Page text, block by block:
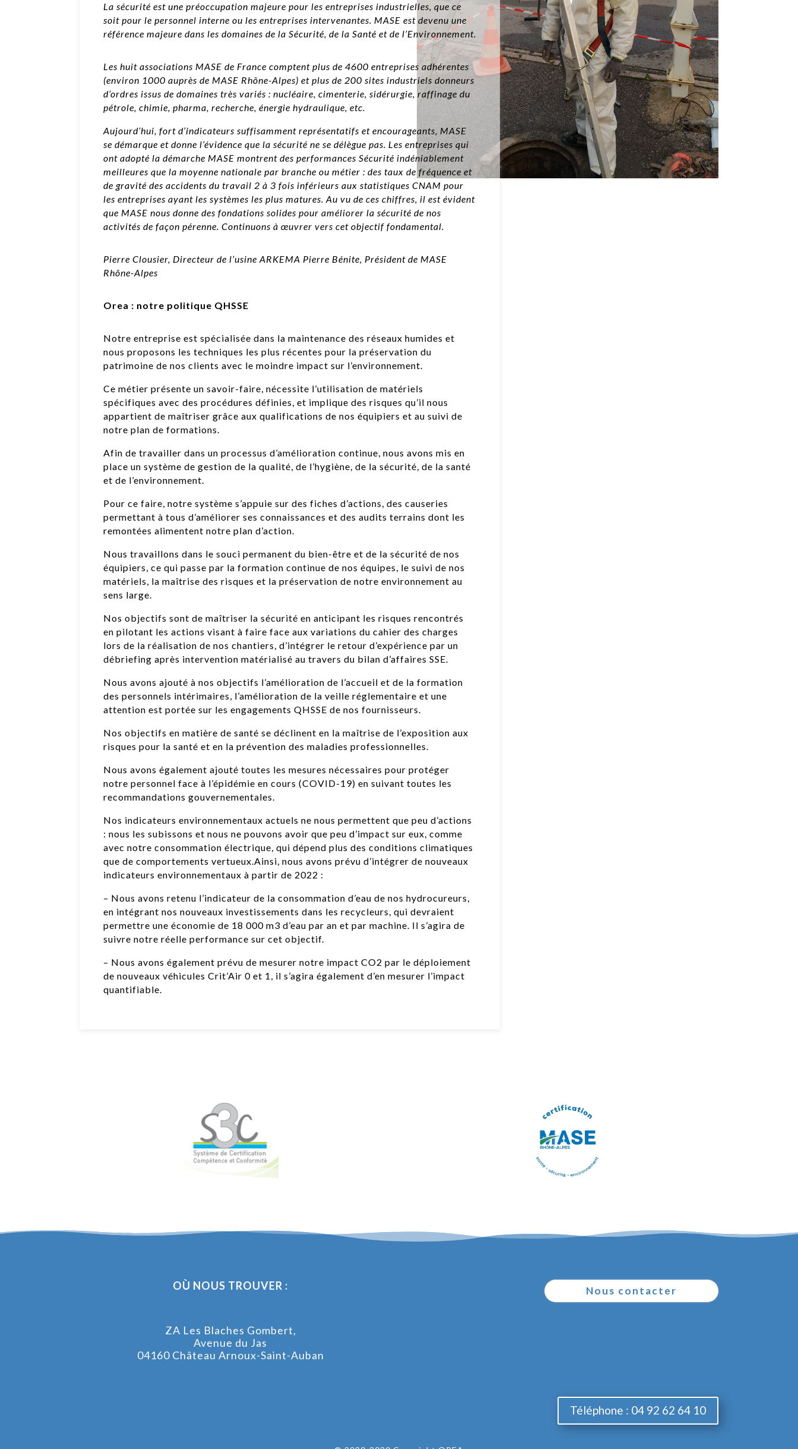
La sécurité est une préoccupation majeure pour les entreprises industrielles, que ce
soit pour le personnel interne ou les entreprises intervenantes. MASE est devenu une
référence majeure dans les domaines de la Sécurité, de la Santé et de l’Environnement.
Les huit associations MASE de France comptent plus de 4600 entreprises adhérentes
(environ 1000 auprès de MASE Rhône-Alpes) et plus de 200 sites industriels donneurs
d’ordres issus de domaines très variés : nucléaire, cimenterie, sidérurgie, raffinage du
pétrole, chimie, pharma, recherche, énergie hydraulique, etc.
Aujourd’hui, fort d’indicateurs suffisamment représentatifs et encourageants, MASE
se démarque et donne l’évidence que la sécurité ne se délègue pas. Les entreprises qui
ont adopté la démarche MASE montrent des performances Sécurité indéniablement
meilleures que la moyenne nationale par branche ou métier : des taux de fréquence et
de gravité des accidents du travail 2 à 3 fois inférieurs aux statistiques CNAM pour
les entreprises ayant les systèmes les plus matures. Au vu de ces chiffres, il est évident
que MASE nous donne des fondations solides pour améliorer la sécurité de nos
activités de façon pérenne. Continuons à œuvrer vers cet objectif fondamental.
Pierre Clousier, Directeur de l’usine ARKEMA Pierre Bénite, Président de MASE
Rhône-Alpes
Orea : notre politique QHSSE
Notre entreprise est spécialisée dans la maintenance des réseaux humides et
nous proposons les techniques les plus récentes pour la préservation du
patrimoine de nos clients avec le moindre impact sur l’environnement.
Ce métier présente un savoir-faire, nécessite l’utilisation de matériels
spécifiques avec des procédures définies, et implique des risques qu’il nous
appartient de maîtriser grâce aux qualifications de nos équipiers et au suivi de
notre plan de formations.
Afin de travailler dans un processus d’amélioration continue, nous avons mis en
place un système de gestion de la qualité, de l’hygiène, de la sécurité, de la santé
et de l’environnement.
Pour ce faire, notre système s’appuie sur des fiches d’actions, des causeries
permettant à tous d’améliorer ses connaissances et des audits terrains dont les
remontées alimentent notre plan d’action.
Nous travaillons dans le souci permanent du bien-être et de la sécurité de nos
équipiers, ce qui passe par la formation continue de nos équipes, le suivi de nos
matériels, la maîtrise des risques et la préservation de notre environnement au
sens large.
Nos objectifs sont de maîtriser la sécurité en anticipant les risques rencontrés
en pilotant les actions visant à faire face aux variations du cahier des charges
lors de la réalisation de nos chantiers, d’intégrer le retour d’expérience par un
débriefing après intervention matérialisé au travers du bilan d’affaires SSE.
Nous avons ajouté à nos objectifs l’amélioration de l’accueil et de la formation
des personnels intérimaires, l’amélioration de la veille réglementaire et une
attention est portée sur les engagements QHSSE de nos fournisseurs.
Nos objectifs en matière de santé se déclinent en la maîtrise de l’exposition aux
risques pour la santé et en la prévention des maladies professionnelles.
Nous avons également ajouté toutes les mesures nécessaires pour protéger
notre personnel face à l’épidémie en cours (COVID-19) en suivant toutes les
recommandations gouvernementales.
Nos indicateurs environnementaux actuels ne nous permettent que peu d’actions
: nous les subissons et nous ne pouvons avoir que peu d’impact sur eux, comme
avec notre consommation électrique, qui dépend plus des conditions climatiques
que de comportements vertueux.Ainsi, nous avons prévu d’intégrer de nouveaux
indicateurs environnementaux à partir de 2022 :
– Nous avons retenu l’indicateur de la consommation d’eau de nos hydrocureurs,
en intégrant nos nouveaux investissements dans les recycleurs, qui devraient
permettre une économie de 18 000 m3 d’eau par an et par machine. Il s’agira de
suivre notre réelle performance sur cet objectif.
– Nous avons également prévu de mesurer notre impact CO2 par le déploiement
de nouveaux véhicules Crit’Air 0 et 1, il s’agira également d’en mesurer l’impact
quantifiable.
OÙ NOUS TROUVER :
ZA Les Blaches Gombert,
Avenue du Jas
04160 Château Arnoux-Saint-Auban
Nous contacter
Téléphone : 04 92 62 64 10